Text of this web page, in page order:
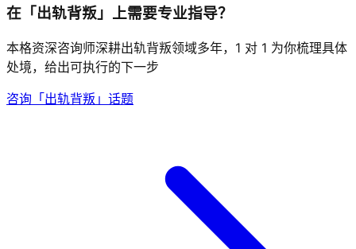
在「出轨背叛」上需要专业指导？
本格资深咨询师深耕出轨背叛领域多年，1 对 1 为你梳理具体
处境，给出可执行的下一步
咨询「出轨背叛」话题